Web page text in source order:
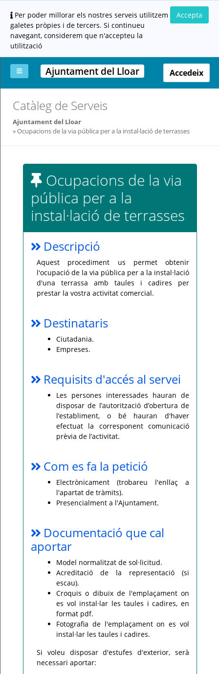
Per poder millorar els nostres serveis utilitzem
galetes pròpies i de tercers. Si continueu
navegant, considerem que n'accepteu la
utilització
Accepta
meva
documentació
ciutadana
administracions)
ajuntament.
Ajuntament del Lloar Accedeix
Catàleg de Serveis
Ajuntament del Lloar
Ocupacions de la via pública per a la instal·lació de terrasses
Ocupacions de la via
pública per a la
instal·lació de terrasses
Descripció
Aquest procediment us permet obtenir
l'ocupació de la via pública per a la instal·lació
d'una terrassa amb taules i cadires per
prestar la vostra activitat comercial.
Destinataris
Ciutadania.
Empreses.
Requisits d'accés al servei
Les persones interessades hauran de
disposar de l’autorització d’obertura de
l’establiment, o bé hauran d'haver
efectuat la corresponent comunicació
prèvia de l’activitat.
Com es fa la petició
Electrònicament (trobareu l'enllaç a
l'apartat de tràmits).
Presencialment a l'Ajuntament.
Documentació que cal
aportar
Model normalitzat de sol·licitud.
Acreditació de la representació (si
escau).
Croquis o dibuix de l'emplaçament on
es vol instal·lar les taules i cadires, en
format pdf.
Fotografia de l'emplaçament on es vol
instal·lar les taules i cadires.
Si voleu disposar d'estufes d'exterior, serà
necessari aportar: